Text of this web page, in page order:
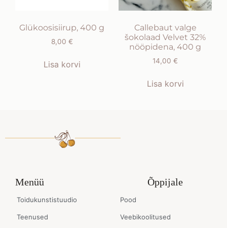
Glükoosisiirup, 400 g
8,00 €
Lisa korvi
Callebaut valge
šokolaad Velvet 32%
nööpidena, 400 g
14,00 €
Lisa korvi
Menüü
Toidukunstistuudio
Teenused
Õppijale
Pood
Veebikoolitused